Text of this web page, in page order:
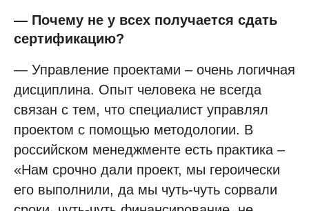
— Почему не у всех получается сдать
сертификацию?
— Управление проектами – очень логичная
дисциплина. Опыт человека не всегда
связан с тем, что специалист управлял
проектом с помощью методологии. В
российском менеджменте есть практика –
«Нам срочно дали проект, мы героически
его выполнили, да мы чуть-чуть сорвали